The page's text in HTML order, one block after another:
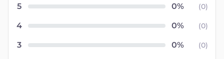
5 (0)
4 (0)
3 (0)